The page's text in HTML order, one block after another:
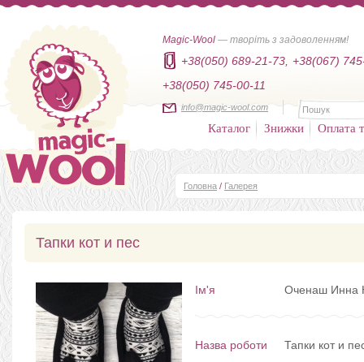
Magic-Wool — творіть з задоволенням!
+38(050) 689-21-73,
+38(067)
+38(050) 745-00-11
info@magic-wool.com
Каталог Знижки Оплата
Головна / Галерея
Тапки кот и пес
Ім'я Оченаш Инна
Назва роботи Тапки кот и